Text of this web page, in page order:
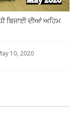
ਬਿਜਾਈ ਦੀਆਂ ਅਹਿਮ
10, 2020